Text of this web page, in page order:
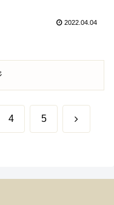
2022.04.04
4 5 次